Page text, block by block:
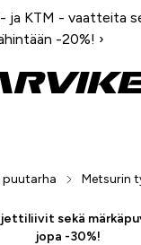
ja KTM - vaatteita
-20%! ›
puutarha Metsurin
sekä
jopa -30%!